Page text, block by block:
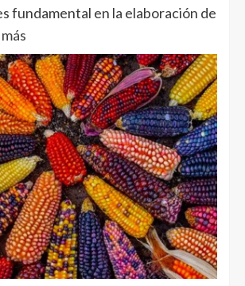
fundamental en la elaboración de